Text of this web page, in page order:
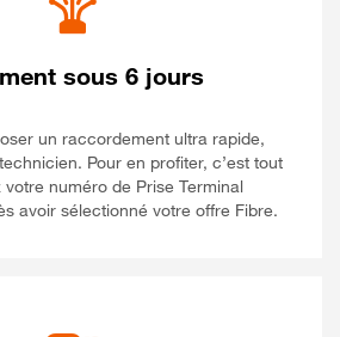
sous 6 jours
un raccordement ultra rapide,
Pour en profiter, c’est tout
numéro de Prise Terminal
avoir sélectionné votre offre Fibre.